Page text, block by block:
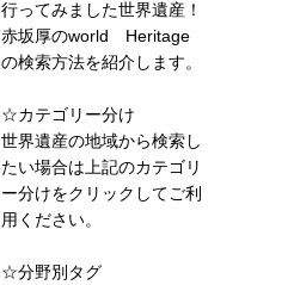
行ってみました世界遺産！
赤坂厚のworld Heritage
の検索方法を紹介します。
☆カテゴリー分け
世界遺産の地域から検索し
たい場合は上記のカテゴリ
ー分けをクリックしてご利
用ください。
☆分野別タグ